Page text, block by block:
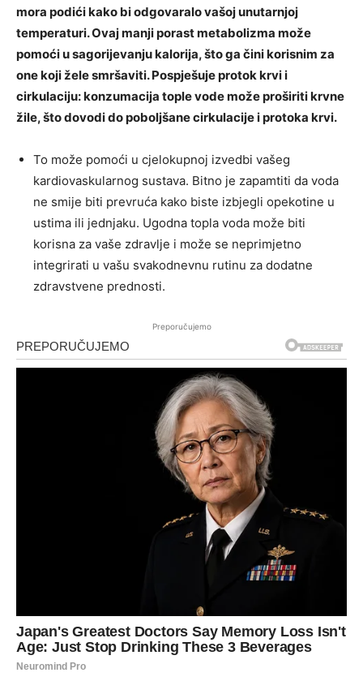
mora podići kako bi odgovaralo vašoj unutarnjoj
temperaturi. Ovaj manji porast metabolizma može
pomoći u sagorijevanju kalorija, što ga čini korisnim za
one koji žele smršaviti. Pospješuje protok krvi i
cirkulaciju: konzumacija tople vode može proširiti krvne
žile, što dovodi do poboljšane cirkulacije i protoka krvi.
To može pomoći u cjelokupnoj izvedbi vašeg
kardiovaskularnog sustava. Bitno je zapamtiti da voda
ne smije biti prevruća kako biste izbjegli opekotine u
ustima ili jednjaku. Ugodna topla voda može biti
korisna za vaše zdravlje i može se neprimjetno
integrirati u vašu svakodnevnu rutinu za dodatne
zdravstvene prednosti.
Preporučujemo